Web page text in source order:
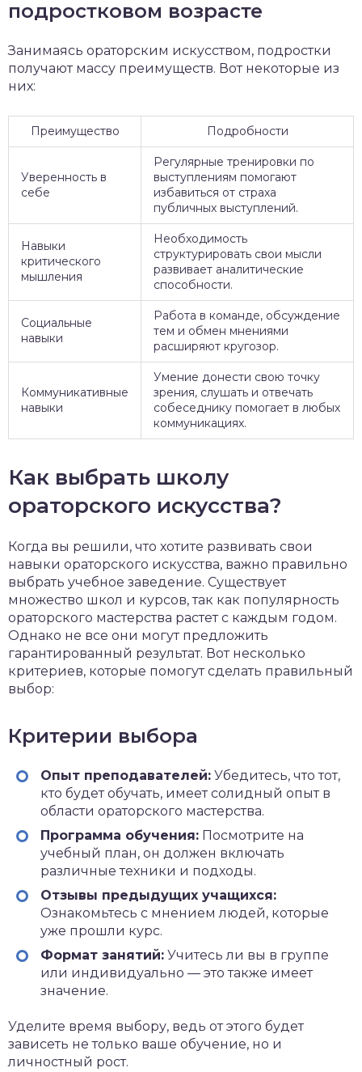
подростковом возрасте
Занимаясь ораторским искусством, подростки
получают массу преимуществ. Вот некоторые из
них:
Преимущество Подробности
Уверенность в
себе
Регулярные тренировки по
выступлениям помогают
избавиться от страха
публичных выступлений.
Навыки
критического
мышления
Необходимость
структурировать свои мысли
развивает аналитические
способности.
Социальные
навыки
Работа в команде, обсуждение
тем и обмен мнениями
расширяют кругозор.
Коммуникативные
навыки
Умение донести свою точку
зрения, слушать и отвечать
собеседнику помогает в любых
коммуникациях.
Как выбрать школу
ораторского искусства?
Когда вы решили, что хотите развивать свои
навыки ораторского искусства, важно правильно
выбрать учебное заведение. Существует
множество школ и курсов, так как популярность
ораторского мастерства растет с каждым годом.
Однако не все они могут предложить
гарантированный результат. Вот несколько
критериев, которые помогут сделать правильный
выбор:
Критерии выбора
Опыт преподавателей: Убедитесь, что тот,
кто будет обучать, имеет солидный опыт в
области ораторского мастерства.
Программа обучения: Посмотрите на
учебный план, он должен включать
различные техники и подходы.
Отзывы предыдущих учащихся:
Ознакомьтесь с мнением людей, которые
уже прошли курс.
Формат занятий: Учитесь ли вы в группе
или индивидуально — это также имеет
значение.
Уделите время выбору, ведь от этого будет
зависеть не только ваше обучение, но и
личностный рост.